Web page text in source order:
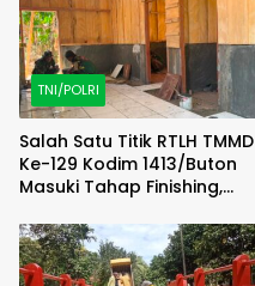
TNI/POLRI
Salah Satu Titik RTLH TMMD
Ke-129 Kodim 1413/Buton
Masuki Tahap Finishing,
Nyata